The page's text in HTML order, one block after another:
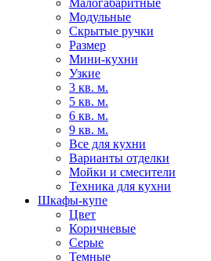
Малогабаритные
Модульные
Скрытые ручки
Размер
Мини-кухни
Узкие
3 кв. м.
5 кв. м.
6 кв. м.
9 кв. м.
Все для кухни
Варианты отделки
Мойки и смесители
Техника для кухни
Шкафы-купе
Цвет
Коричневые
Серые
Темные